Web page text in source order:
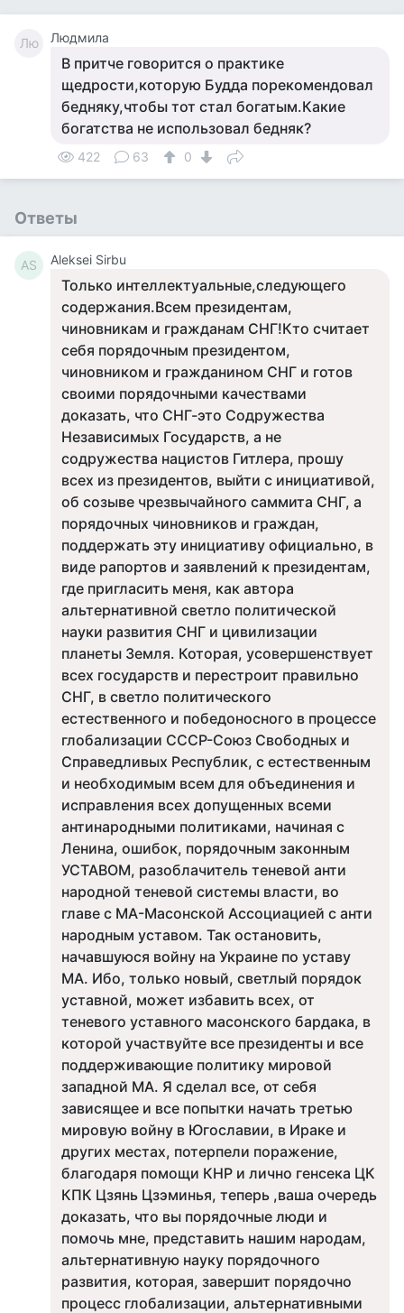
Лю Людмила
В притче говорится о практике
щедрости,которую Будда порекомендовал
бедняку,чтобы тот стал богатым.Какие
богатства не использовал бедняк?
422 63 0
Ответы
AS Aleksei Sirbu
Только интеллектуальные,следующего
содержания.Всем президентам,
чиновникам и гражданам СНГ!Кто считает
себя порядочным президентом,
чиновником и гражданином СНГ и готов
своими порядочными качествами
доказать, что СНГ-это Содружества
Независимых Государств, а не
содружества нацистов Гитлера, прошу
всех из президентов, выйти с инициативой,
об созыве чрезвычайного саммита СНГ, а
порядочных чиновников и граждан,
поддержать эту инициативу официально, в
виде рапортов и заявлений к президентам,
где пригласить меня, как автора
альтернативной светло политической
науки развития СНГ и цивилизации
планеты Земля. Которая, усовершенствует
всех государств и перестроит правильно
СНГ, в светло политического
естественного и победоносного в процессе
глобализации СССР-Союз Свободных и
Справедливых Республик, с естественным
и необходимым всем для объединения и
исправления всех допущенных всеми
антинародными политиками, начиная с
Ленина, ошибок, порядочным законным
УСТАВОМ, разоблачитель теневой анти
народной теневой системы власти, во
главе с МА-Масонской Ассоциацией с анти
народным уставом. Так остановить,
начавшуюся войну на Украине по уставу
МА. Ибо, только новый, светлый порядок
уставной, может избавить всех, от
теневого уставного масонского бардака, в
которой участвуйте все президенты и все
поддерживающие политику мировой
западной МА. Я сделал все, от себя
зависящее и все попытки начать третью
мировую войну в Югославии, в Ираке и
других местах, потерпели поражение,
благодаря помощи КНР и лично генсека ЦК
КПК Цзянь Цзэминья, теперь ,ваша очередь
доказать, что вы порядочные люди и
помочь мне, представить нашим народам,
альтернативную науку порядочного
развития, которая, завершит порядочно
процесс глобализации, альтернативными